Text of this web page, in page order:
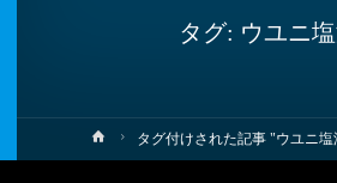
タグ: ウユニ
ホ
ー
タグ付けされた記事 "ウユニ塩